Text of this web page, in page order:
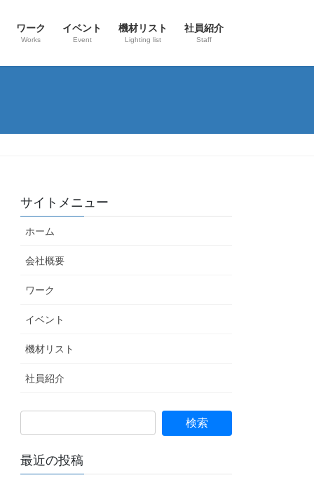
ワーク
Works
イベント
Event
機材リスト
Lighting list
社員紹介
Staff
サイトメニュー
ホーム
会社概要
ワーク
イベント
機材リスト
社員紹介
最近の投稿